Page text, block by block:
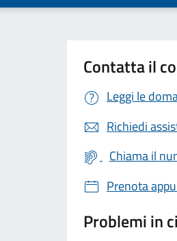
Contatta il
Leggi le
Richiedi
Chiama il
Prenota
Problemi in